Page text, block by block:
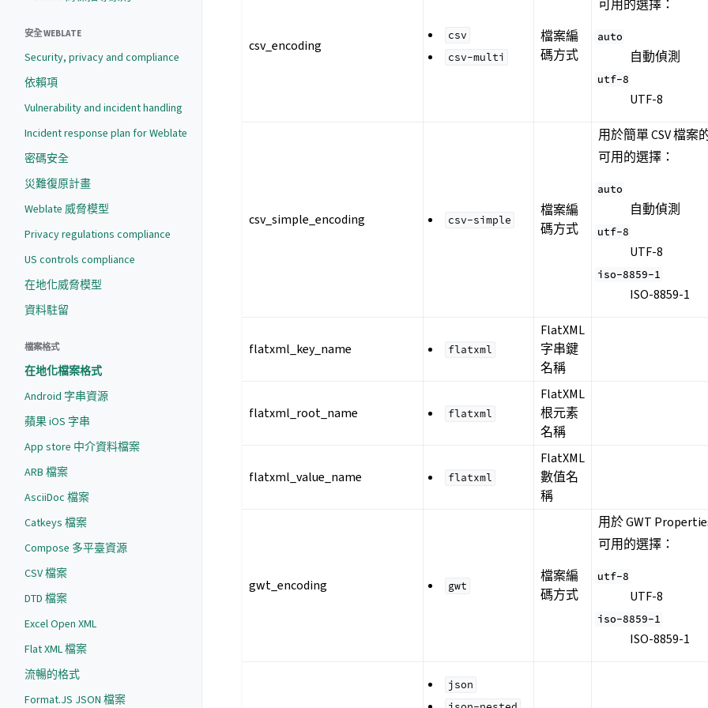
安全 WEBLATE
Security, privacy and compliance
依賴項
Vulnerability and incident handling
Incident response plan for Weblate
密碼安全
災難復原計畫
Weblate 威脅模型
Privacy regulations compliance
US controls compliance
在地化威脅模型
資料駐留
檔案格式
在地化檔案格式
Android 字串資源
蘋果 iOS 字串
App store 中介資料檔案
ARB 檔案
AsciiDoc 檔案
Catkeys 檔案
Compose 多平臺資源
CSV 檔案
DTD 檔案
Excel Open XML
Flat XML 檔案
流暢的格式
Format.JS JSON 檔案
csv_encoding
csv
csv-multi
檔案編
碼方式
可用的選擇：
auto
自動偵測
utf-8
UTF-8
csv_simple_encoding csv-simple
檔案編
碼方式
用於簡單 CSV 檔案
可用的選擇：
auto
自動偵測
utf-8
UTF-8
iso-8859-1
ISO-8859-1
flatxml_key_name flatxml
FlatXML
字串鍵
名稱
flatxml_root_name flatxml
FlatXML
根元素
名稱
flatxml_value_name flatxml
FlatXML
數值名
稱
gwt_encoding gwt
檔案編
碼方式
用於 GWT
可用的選擇：
utf-8
UTF-8
iso-8859-1
ISO-8859-1
json